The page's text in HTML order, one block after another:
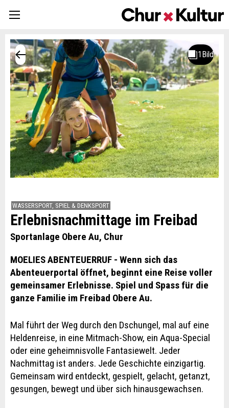
WASSERSPORT, SPIEL & DENKSPORT
Erlebnisnachmittage im Freibad
Sportanlage Obere Au, Chur
MOELIES ABENTEUERRUF - Wenn sich das
Abenteuerportal öffnet, beginnt eine Reise voller
gemeinsamer Erlebnisse. Spiel und Spass für die
ganze Familie im Freibad Obere Au.
Mal führt der Weg durch den Dschungel, mal auf eine
Heldenreise, in eine Mitmach-Show, ein Aqua-Special
oder eine geheimnisvolle Fantasiewelt. Jeder
Nachmittag ist anders. Jede Geschichte einzigartig.
Gemeinsam wird entdeckt, gespielt, gelacht, getanzt,
gesungen, bewegt und über sich hinausgewachsen.